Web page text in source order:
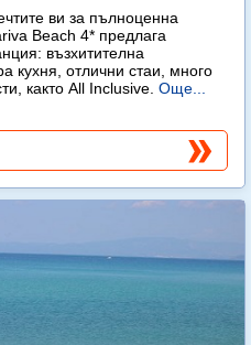
ви за пълноценна
Beach 4* предлага
възхитителна
кухня, отлични стаи, много
както All Inclusive. Още...